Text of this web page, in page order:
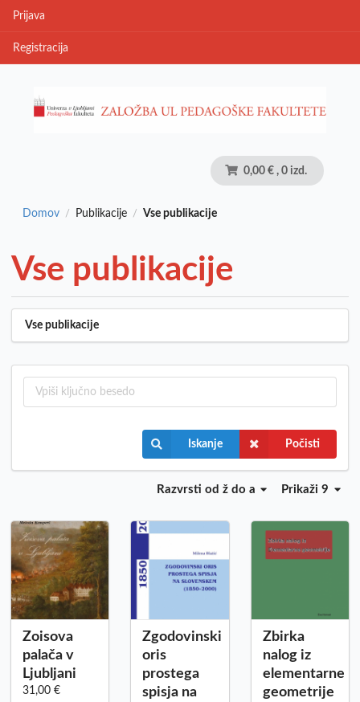
Prijava
Registracija
0,00 € , 0 izd.
Domov / Publikacije / Vse publikacije
Vse publikacije
Vse publikacije
Iskanje Počisti
Prikaži 9
Razvrsti od ž do a
Zoisova
palača v
Ljubljani
31,00 €
Zgodovinski
oris
prostega
spisja na
Zbirka
nalog iz
elementarne
geometrije